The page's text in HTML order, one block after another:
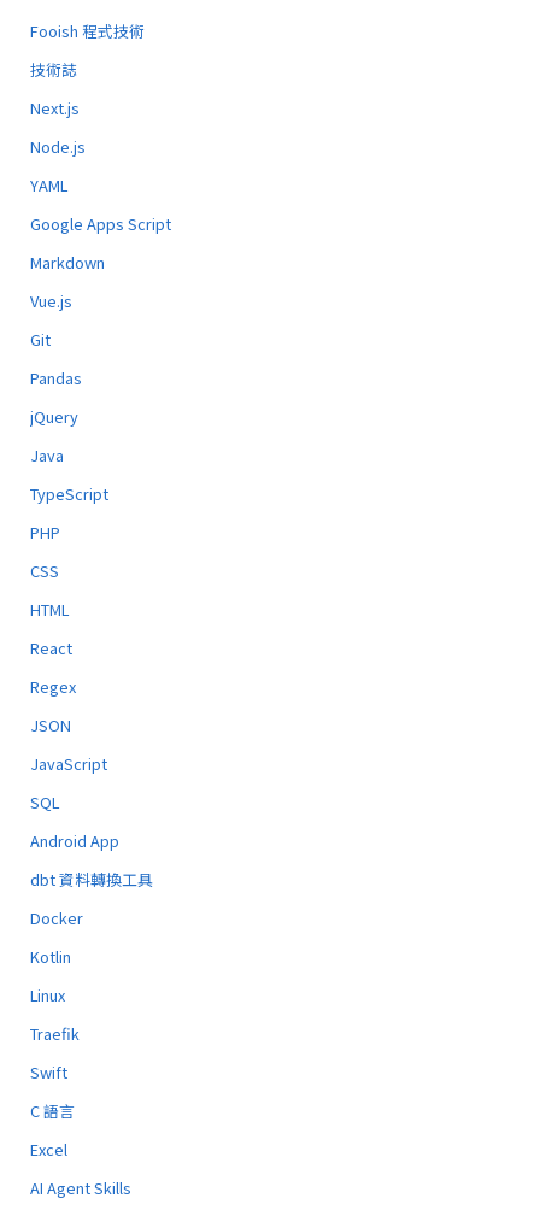
Fooish 程式技術
技術誌
Next.js
Node.js
YAML
Google Apps Script
Markdown
Vue.js
Git
Pandas
jQuery
Java
TypeScript
PHP
CSS
HTML
React
Regex
JSON
JavaScript
SQL
Android App
dbt 資料轉換工具
Docker
Kotlin
Linux
Traefik
Swift
C 語言
Excel
AI Agent Skills